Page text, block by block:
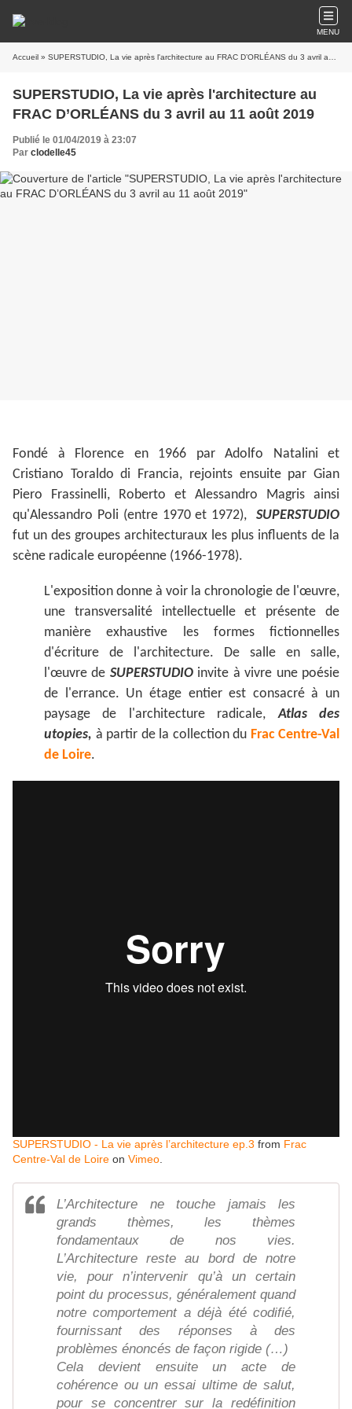
MENU
Accueil » SUPERSTUDIO, La vie après l'architecture au FRAC D’ORLÉANS du 3 avril au 11 août 2019
SUPERSTUDIO, La vie après l'architecture au
FRAC D’ORLÉANS du 3 avril au 11 août 2019
Publié le 01/04/2019 à 23:07
Par clodelle45
Fondé à Florence en 1966 par Adolfo Natalini et
Cristiano Toraldo di Francia, rejoints ensuite par Gian
Piero Frassinelli, Roberto et Alessandro Magris ainsi
qu'Alessandro Poli (entre 1970 et 1972), SUPERSTUDIO
fut un des groupes architecturaux les plus influents de la
scène radicale européenne (1966-1978).
L'exposition donne à voir la chronologie de l'œuvre,
une transversalité intellectuelle et présente de
manière exhaustive les formes fictionnelles
d'écriture de l'architecture. De salle en salle,
l'œuvre de SUPERSTUDIOinvite à vivre une poésie
de l'errance. Un étage entier est consacré à un
paysage de l'architecture radicale,Atlas des
utopies, à partir de la collection du Frac Centre-Val
de Loire.
SUPERSTUDIO - La vie après l’architecture ep.3 from Frac
Centre-Val de Loire on Vimeo
L’Architecture ne touche jamais les
grands thèmes, les thèmes
fondamentaux de nos vies.
L’Architecture reste au bord de notre
vie, pour n’intervenir qu’à un certain
point du processus, généralement quand
notre comportement a déjà été codifié,
fournissant des réponses à des
problèmes énoncés de façon rigide (…)
Cela devient ensuite un acte de
cohérence ou un essai ultime de salut,
pour se concentrer sur la redéfinition